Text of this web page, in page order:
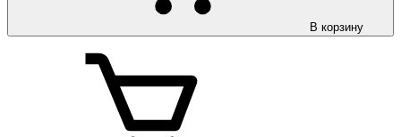
В корзину